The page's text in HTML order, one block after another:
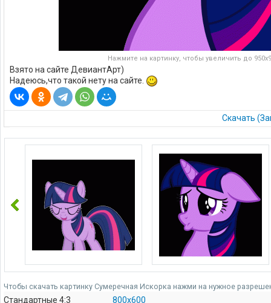
Нажмите на картинку, чтобы увеличить до
Взято на сайте ДевиантАрт)
Надеюсь,что такой нету на сайте.
Скачать
Чтобы скачать картинку Сумеречная Искорка нажми на нужное
Стандартные 4:3
800x600